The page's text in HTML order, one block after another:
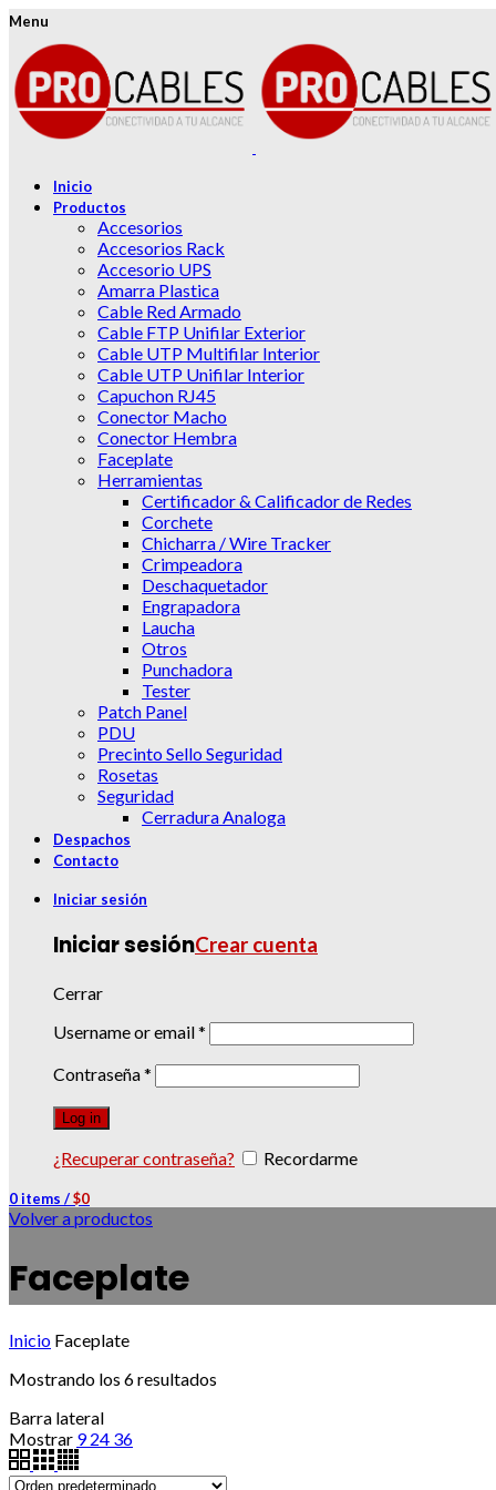
Menu
Inicio
Productos
Accesorios
Accesorios Rack
Accesorio UPS
Amarra Plastica
Cable Red Armado
Cable FTP Unifilar Exterior
Cable UTP Multifilar Interior
Cable UTP Unifilar Interior
Capuchon RJ45
Conector Macho
Conector Hembra
Faceplate
Herramientas
Certificador & Calificador de Redes
Corchete
Chicharra / Wire Tracker
Crimpeadora
Deschaquetador
Engrapadora
Laucha
Otros
Punchadora
Tester
Patch Panel
PDU
Precinto Sello Seguridad
Rosetas
Seguridad
Cerradura Analoga
Despachos
Contacto
Iniciar sesión
Iniciar sesiónCrear cuenta
Cerrar
Username or email*
Contraseña*
Log in
¿Recuperar contraseña? Recordarme
0items /$0
Volver a productos
Faceplate
Inicio Faceplate
Mostrando los 6 resultados
Barra lateral
Mostrar 9 24 36